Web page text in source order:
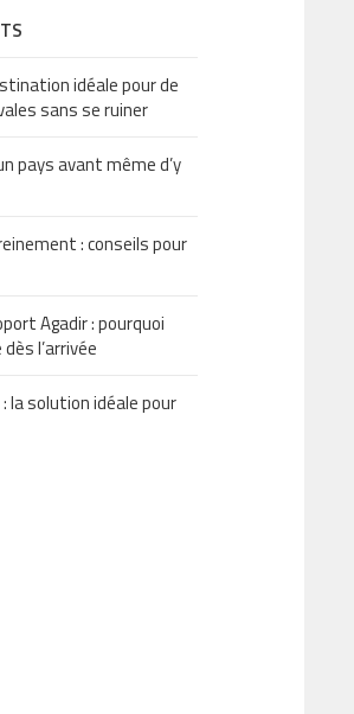
idéale pour de
sans se ruiner
pays avant même d’y
: conseils pour
Agadir : pourquoi
l’arrivée
la solution idéale pour